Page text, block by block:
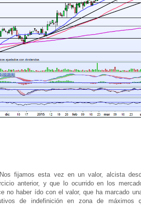
fijamos esta vez en un valor, alcista
anterior, y que lo ocurrido en los
no haber ído con el valor, que ha marcado
de indefinición en zona de máximos